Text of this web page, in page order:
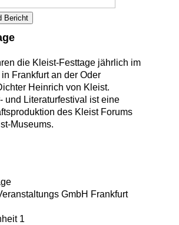
Bericht
die Kleist-Festtage jährlich im
Frankfurt an der Oder
Heinrich von Kleist.
und Literaturfestival ist eine
des Kleist Forums
Museums.
GmbH Frankfurt
1